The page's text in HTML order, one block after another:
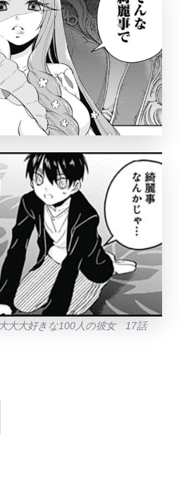
大大好きな100人の彼女 17話